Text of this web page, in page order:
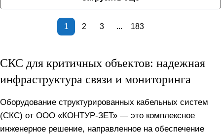
1 2 3 ... 183
СКС для критичных объектов: надежная
инфраструктура связи и мониторинга
Оборудование структурированных кабельных систем
(СКС) от ООО «КОНТУР-ЗЕТ» — это комплексное
инженерное решение, направленное на обеспечение